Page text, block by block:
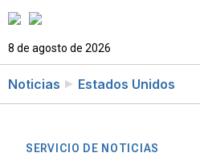
8 de agosto de 2026
Noticias Estados Unidos
SERVICIO DE NOTICIAS